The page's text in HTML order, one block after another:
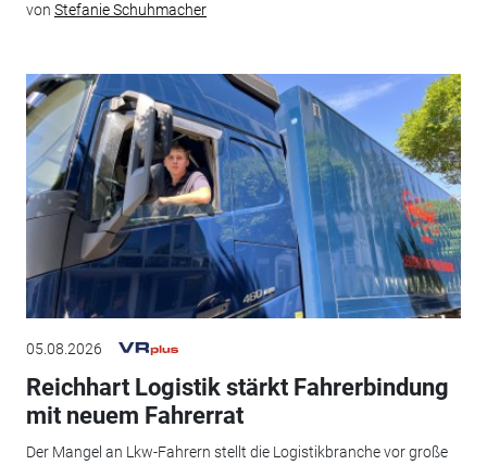
von Stefanie Schuhmacher
05.08.2026
Reichhart Logistik stärkt Fahrerbindung
mit neuem Fahrerrat
Der Mangel an Lkw-Fahrern stellt die Logistikbranche vor große